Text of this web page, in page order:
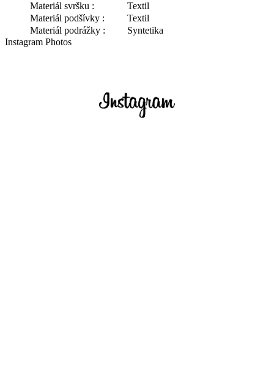
Materiál svršku :
Textil
Materiál podšívky :
Textil
Materiál podrážky :
Syntetika
Instagram Photos